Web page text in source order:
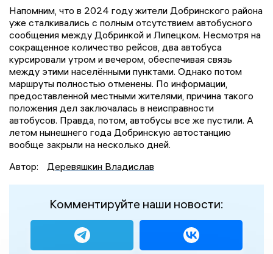
Напомним, что в 2024 году жители Добринского района
уже сталкивались с полным отсутствием автобусного
сообщения между Добринкой и Липецком. Несмотря на
сокращенное количество рейсов, два автобуса
курсировали утром и вечером, обеспечивая связь
между этими населёнными пунктами. Однако потом
маршруты полностью отменены. По информации,
предоставленной местными жителями, причина такого
положения дел заключалась в неисправности
автобусов. Правда, потом, автобусы все же пустили. А
летом нынешнего года Добринскую автостанцию
вообще закрыли на несколько дней.
Автор:
Деревяшкин Владислав
Комментируйте наши новости: